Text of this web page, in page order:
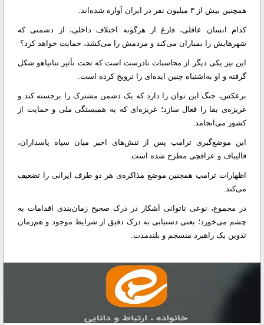
همچنین بیش از ۳ میلیون نفر در ایران آواره شده‌اند.
کدام انسان عاقلی، فارغ از هرگونه اختلاف داخلی، از دشمنی که
شهرهایش را بمباران می‌کند و مردمش را می‌کشد، حمایت خواهد کرد؟
این نیز یکی دیگر از محاسبات نادرست است که تحت تأثیر نتانیاهو شکل
گرفته و او به‌اشتباه چنین ایده‌ای را ترویج کرده است.
برعکس، جنگ این توان را دارد که یک دشمن مشترک را برجسته کند و
غریزه‌ی بقا را فعال سازد؛ غریزه‌ای که به همبستگی ملی و حمایت از
کشور می‌انجامد.
این موضع‌گیری ترامپ پس از تنش‌های اخیر میان سپاه پاسداران،
قالیباف و عراقچی مطرح شده است.
اظهارات ترامپ همچنین موضع مذاکره‌ی هر دو طرف ایرانی را تضعیف
می‌کند.
در مجموع، نوعی ناتوانی آشکار در درک صحیح زمان‌بندی اقدامات به
چشم می‌خورد؛ یعنی دستیابی به درک دقیق از شرایط موجود و هم‌زمان
تدوین یک راهبرد منسجم و بلندمدت.